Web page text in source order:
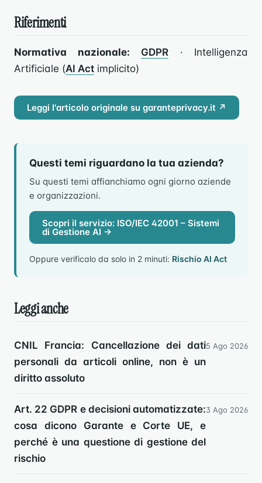
Riferimenti
Normativa nazionale: GDPR · Intelligenza
Artificiale (AI Act implicito)
Leggi l'articolo originale su garanteprivacy.it ↗
Questi temi riguardano la tua azienda?
Su questi temi affianchiamo ogni giorno aziende
e organizzazioni.
Scopri il servizio: ISO/IEC 42001 – Sistemi
di Gestione AI →
Oppure verificalo da solo in 2 minuti: Rischio AI Act
Leggi anche
CNIL Francia: Cancellazione dei dati
personali da articoli online, non è un
diritto assoluto
5 Ago 2026
Art. 22 GDPR e decisioni automatizzate:
cosa dicono Garante e Corte UE, e
perché è una questione di gestione del
rischio
3 Ago 2026